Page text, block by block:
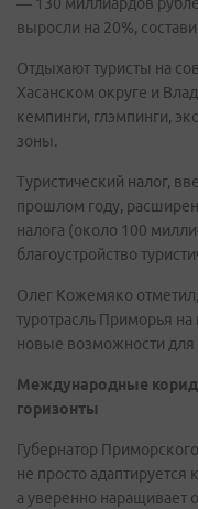
— 130 миллиардов
выросли на 20%,
Отдыхают туристы на
Хасанском округе и
кемпинги, глэмпинги,
зоны.
Туристический налог,
прошлом году,
налога (около 100
благоустройство
Олег Кожемяко
туротрасль Приморья
новые возможности для
Международные
горизонты
Губернатор
не просто
а уверенно наращивает